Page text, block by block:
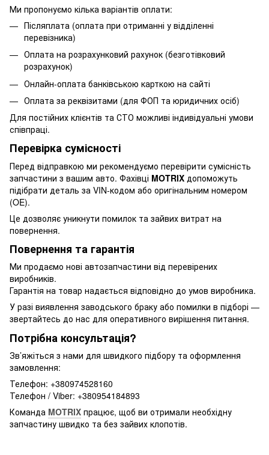
Ми пропонуємо кілька варіантів оплати:
Післяплата (оплата при отриманні у відділенні
перевізника)
Оплата на розрахунковий рахунок (безготівковий
розрахунок)
Онлайн-оплата банківською карткою на сайті
Оплата за реквізитами (для ФОП та юридичних осіб)
Для постійних клієнтів та СТО можливі індивідуальні умови
співпраці.
Перевірка сумісності
Перед відправкою ми рекомендуємо перевірити сумісність
запчастини з вашим авто. Фахівці MOTRIX допоможуть
підібрати деталь за VIN-кодом або оригінальним номером
(OE).
Це дозволяє уникнути помилок та зайвих витрат на
повернення.
Повернення та гарантія
Ми продаємо нові автозапчастини від перевірених
виробників.
Гарантія на товар надається відповідно до умов виробника.
У разі виявлення заводського браку або помилки в підборі —
звертайтесь до нас для оперативного вирішення питання.
Потрібна консультація?
Зв’яжіться з нами для швидкого підбору та оформлення
замовлення:
Телефон: +380974528160
Телефон / Viber: +380954184893
Команда MOTRIX працює, щоб ви отримали необхідну
запчастину швидко та без зайвих клопотів.